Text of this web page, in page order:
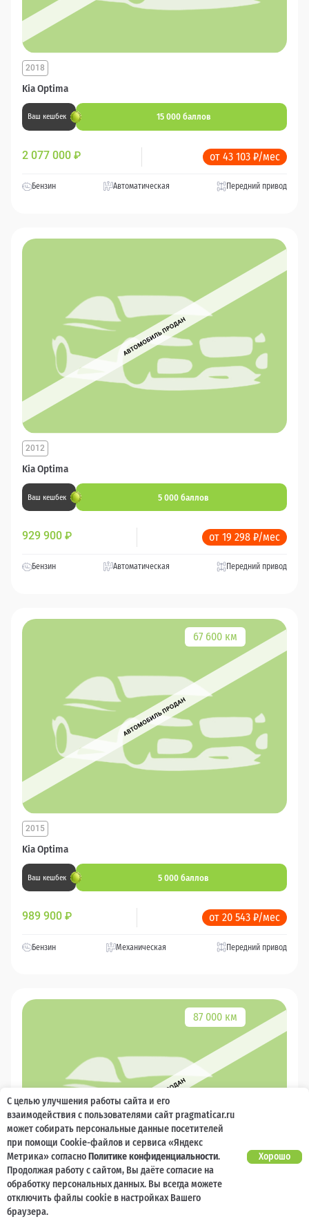
Kia Optima
2018
Ваш кешбек 15 000 баллов
2 077 000 ₽ от 43 103 ₽/мес
Бензин Автоматическая Передний привод
Kia Optima
2012
Ваш кешбек 5 000 баллов
929 900 ₽ от 19 298 ₽/мес
Бензин Автоматическая Передний привод
67 600 км
Kia Optima
2015
Ваш кешбек 5 000 баллов
989 900 ₽ от 20 543 ₽/мес
Бензин Механическая Передний привод
87 000 км
2018
С целью улучшения работы сайта и его
взаимодействия с пользователями сайт pragmaticar.ru
может собирать персональные данные посетителей
при помощи Cookie-файлов и сервиса «Яндекс
Метрика» согласноПолитике конфиденциальности.
Продолжая работу с сайтом, Вы даёте согласие на
обработку персональных данных. Вы всегда можете
отключить файлы cookie в настройках Вашего
браузера.
Хорошо